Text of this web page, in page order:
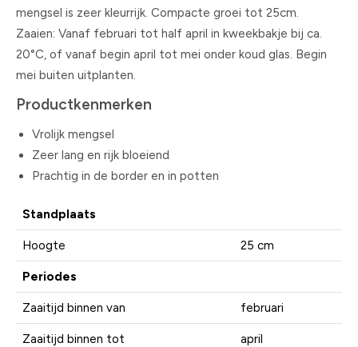
mengsel is zeer kleurrijk. Compacte groei tot 25cm.
Zaaien: Vanaf februari tot half april in kweekbakje bij ca.
20°C, of vanaf begin april tot mei onder koud glas. Begin
mei buiten uitplanten.
Productkenmerken
Vrolijk mengsel
Zeer lang en rijk bloeiend
Prachtig in de border en in potten
Standplaats
Hoogte 25 cm
Periodes
Zaaitijd binnen van februari
Zaaitijd binnen tot april